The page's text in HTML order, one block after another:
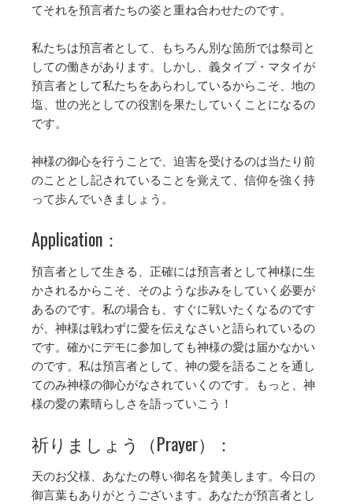
てそれを預言者たちの姿と重ね合わせたのです。
私たちは預言者として、もちろん別な箇所では祭司と
しての働きがあります。しかし、義タイプ・マタイが
預言者として私たちをあらわしているからこそ、地の
塩、世の光としての役割を果たしていくことになるの
です。
神様の御心を行うことで、迫害を受けるのは当たり前
のこととし記されていることを覚えて、信仰を強く持
って歩んでいきましょう。
Application：
預言者として生きる、正確には預言者として神様に生
かされるからこそ、そのような歩みをしていく必要が
あるのです。私の場合も、すぐに戦いたくなるのです
が、神様は戦わずに愛を伝えなさいと語られているの
です。確かにデモに参加しても神様の愛は届かなかい
のです。私は預言者として、神の愛を語ることを通し
てのみ神様の御心がなされていくのです。もっと、神
様の愛の素晴らしさを語っていこう！
祈りましょう（Prayer）：
天のお父様、あなたの尊い御名を賛美します。今日の
御言葉もありがとうございます。あなたが預言者とし